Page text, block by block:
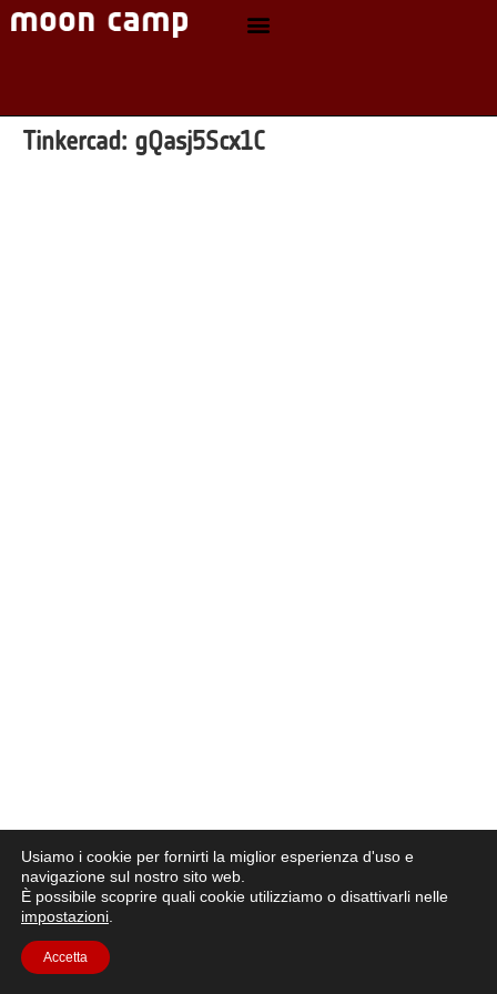
Tinkercad: gQasj5Scx1C
Usiamo i cookie per fornirti la miglior esperienza d'uso e
navigazione sul nostro sito web.
È possibile scoprire quali cookie utilizziamo o disattivarli nelle
impostazioni
Accetta